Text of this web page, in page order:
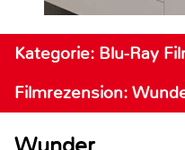
Kategorie: Blu-Ray
Filmrezension: